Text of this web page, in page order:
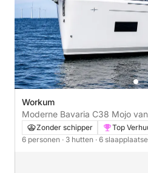
Workum
Moderne Bavaria C38 Mojo
comfortabel en sportief
Zonder schipper Top
6 personen · 3 hutten · 6